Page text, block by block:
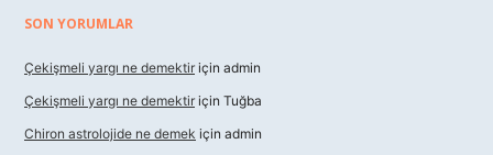
SON YORUMLAR
Çekişmeli yargı ne demektir için admin
Çekişmeli yargı ne demektir için Tuğba
Chiron astrolojide ne demek için admin